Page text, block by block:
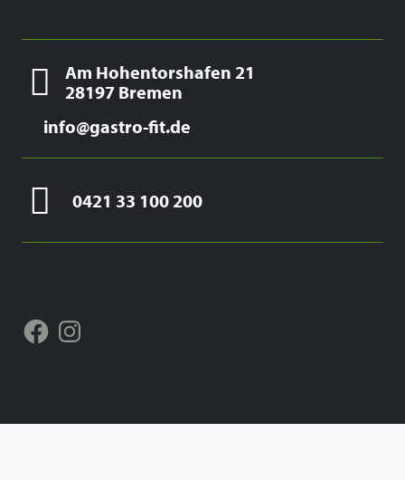
Am Hohentorshafen 21
28197 Bremen
info@gastro-fit.de
0421 33 100 200
FacebookInstagram